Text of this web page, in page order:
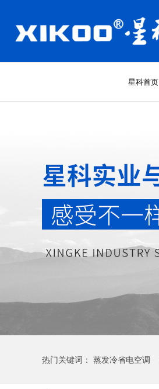
星科首页
热门关键词： 蒸发冷省电空调